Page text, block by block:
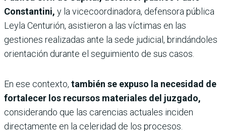
Constantini, y la vicecoordinadora, defensora pública
Leyla Centurión, asistieron a las víctimas en las
gestiones realizadas ante la sede judicial, brindándoles
orientación durante el seguimiento de sus casos.
En ese contexto, también se expuso la necesidad de
fortalecer los recursos materiales del juzgado,
considerando que las carencias actuales inciden
directamente en la celeridad de los procesos.